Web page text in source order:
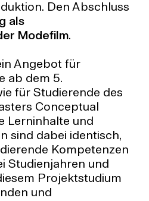
Den Abschluss
als
Modefilm.
Angebot für
ab dem 5.
für Studierende des
Conceptual
Lerninhalte und
sind dabei identisch,
Kompetenzen
Studienjahren und
Projektstudium
und